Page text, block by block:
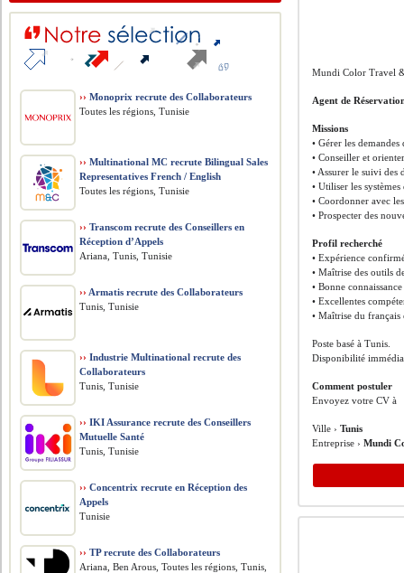
Mundi Color Travel
Agent de
Missions
• Gérer les
• Conseiller et
• Assurer le suivi des
• Utiliser les
• Coordonner avec
• Prospecter des
Profil recherché
• Expérience
• Maîtrise des outils
• Bonne
• Excellentes
• Maîtrise du français
Poste basé à Tunis.
Disponibilité
Comment postuler
Envoyez votre CV à
Ville ›Tunis
Entreprise ›Mundi
›› Monoprix recrute des Collaborateurs
Toutes les régions, Tunisie
›› Multinational MC recrute Bilingual Sales
Representatives French / English
Toutes les régions, Tunisie
›› Transcom recrute des Conseillers en
Réception d’Appels
Ariana, Tunis, Tunisie
›› Armatis recrute des Collaborateurs
Tunis, Tunisie
›› Industrie Multinational recrute des
Collaborateurs
Tunis, Tunisie
›› IKI Assurance recrute des Conseillers
Mutuelle Santé
Tunis, Tunisie
›› Concentrix recrute en Réception des
Appels
Tunisie
›› TP recrute des Collaborateurs
Ariana, Ben Arous, Toutes les régions, Tunis,